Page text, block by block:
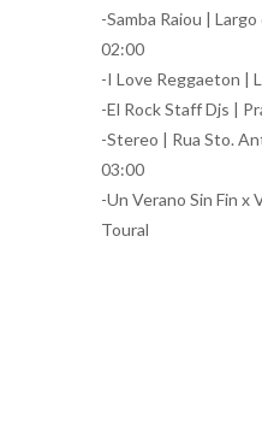
-Samba Raiou | Largo
02:00
-I Love Reggaeton |
-El Rock Staff Djs |
-Stereo | Rua Sto.
03:00
-Un Verano Sin Fin x
Toural